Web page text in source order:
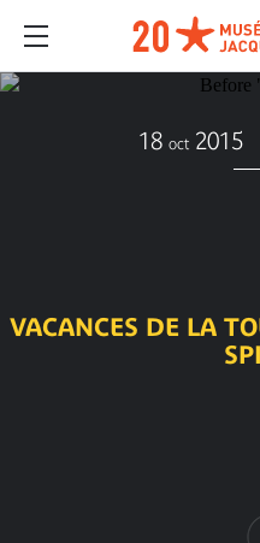
18 oct 2015
VACANCES DE LA